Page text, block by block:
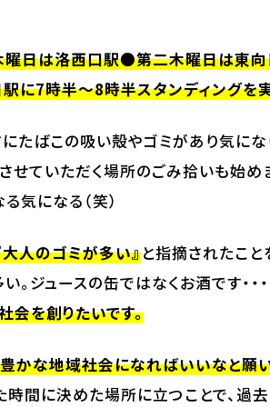
日は洛西口駅●第二木曜日は東
7時半～8時半スタンディングを
たばこの吸い殻やゴミがあり気にな
せていただく場所のごみ拾いも始め
気になる（笑）
大人のゴミが多い』と指摘されたこと
。ジュースの缶ではなくお酒です・・
会を創りたいです。
かな地域社会になればいいなと願
時間に決めた場所に立つことで、過